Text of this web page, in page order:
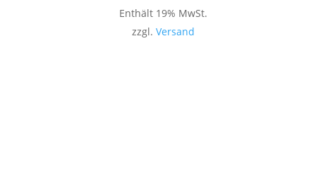
Enthält 19% MwSt.
zzgl. Versand